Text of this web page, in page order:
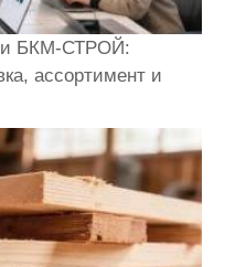
БКМ-СТРОЙ:
ассортимент и